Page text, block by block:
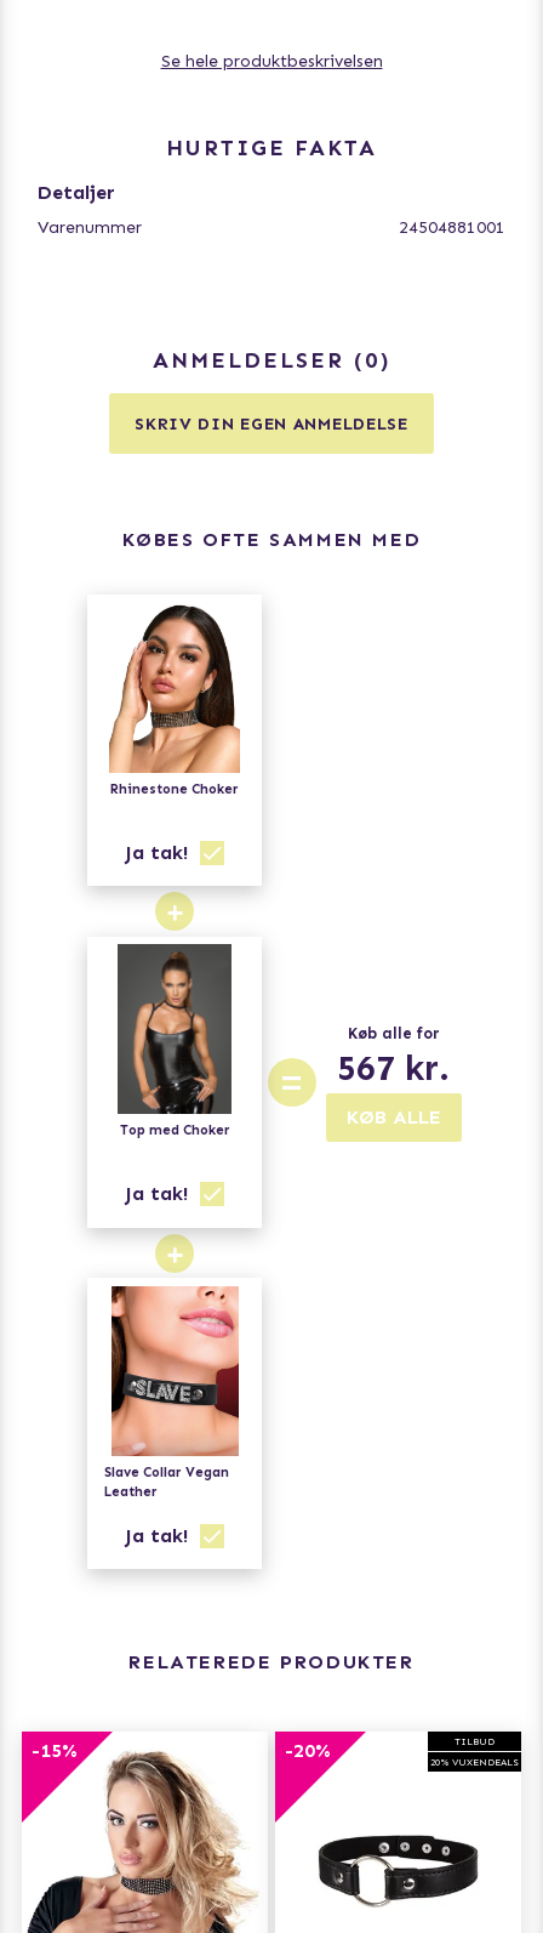
Den justerbare kæde bagpå, som har en praktisk snap
på 36 cm og en 10 cm lang kæde, er dette halsbånd
syntetisk materiale, der giver en luksuriøs følelse uden at
gå på kompromis med holdbarheden, hvilket gør det til
Se hele produktbeskrivelsen
HURTIGE FAKTA
Detaljer
Varenummer 24504881001
ANMELDELSER 0
SKRIV DIN EGEN ANMELDELSE
KØBES OFTE SAMMEN MED
Rhinestone Choker
Ja tak!
+
Top med Choker
Ja tak!
+
Slave Collar Vegan
Leather
Ja tak!
=
Køb alle for
567 kr.
KØB ALLE
RELATEREDE PRODUKTER
-15%
TILBUD
20% VUXENDEALS
-20%